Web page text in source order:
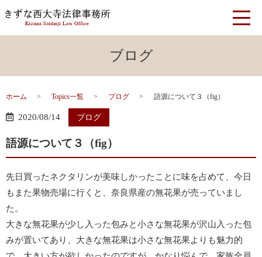
ブログ
ホーム Topics一覧 ブログ 語源について３（fig）
2020/08/14 ブログ
語源について３（fig）
先日買ったネクタリンが美味しかったことに味を占めて、今日
もまた果物売場に行くと、奈良県産の無花果が売っていまし
た。
大きな無花果が少し入った包みと小さな無花果が沢山入った包
みが置いてあり、大きな無花果は小さな無花果よりも魅力的